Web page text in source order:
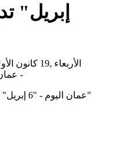
08:40 2012 الأربعاء ,19 كانون الأول / ديسمبر